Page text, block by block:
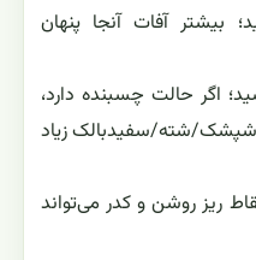
بیشتر آفات آنجا پنهان
اگر حالت چسبنده دارد،
شته/سفیدبالک زیاد
ریز روشن و کدر می‌تواند